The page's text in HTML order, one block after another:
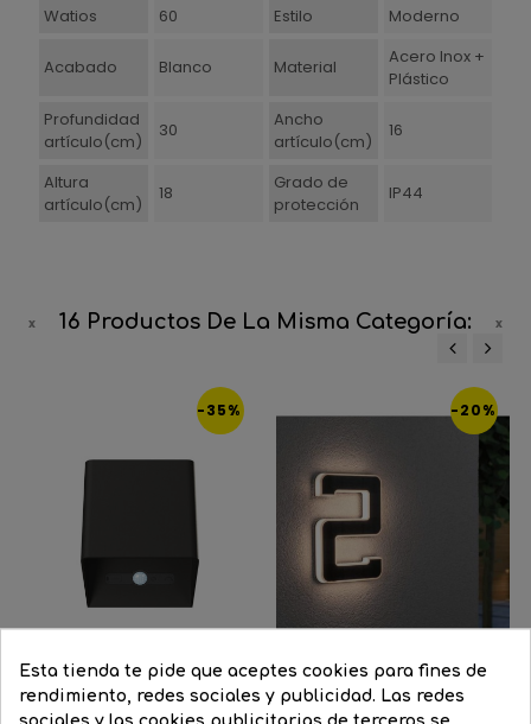
Watios
60 Estilo Moderno
Acabado Blanco Material
Acero Inox +
Plástico
Profundidad
artículo(cm)
30
Ancho
artículo(cm)
16
Altura
artículo(cm)
18
Grado de
protección
IP44
16 Productos De La Misma Categoría:
-35%
BlancoNegroCorten
-20%
Esta tienda te pide que aceptes cookies para fines de
rendimiento, redes sociales y publicidad. Las redes
sociales y las cookies publicitarias de terceros se